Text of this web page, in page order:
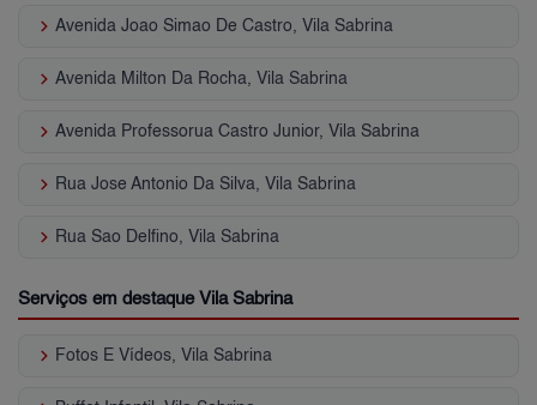
keyboard_arrow_right Avenida Joao Simao De Castro, Vila Sabrina
keyboard_arrow_right Avenida Milton Da Rocha, Vila Sabrina
keyboard_arrow_right Avenida Professorua Castro Junior, Vila Sabrina
keyboard_arrow_right Rua Jose Antonio Da Silva, Vila Sabrina
keyboard_arrow_right Rua Sao Delfino, Vila Sabrina
Serviços em destaque Vila Sabrina
keyboard_arrow_right Fotos E Vídeos, Vila Sabrina